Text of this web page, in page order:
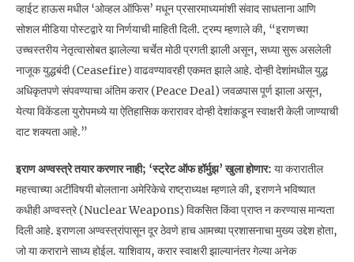
व्हाईट हाऊस मधील ‘ओव्हल ऑफिस’ मधून प्रसारमाध्यमांशी संवाद साधताना आणि
सोशल मीडिया पोस्टद्वारे या निर्णयाची माहिती दिली. ट्रम्प म्हणाले की, “इराणच्या
उच्चस्तरीय नेतृत्वासोबत झालेल्या चर्चेत मोठी प्रगती झाली असून, सध्या सुरू असलेली
नाजूक युद्धबंदी (Ceasefire) वाढवण्यावरही एकमत झाले आहे. दोन्ही देशांमधील युद्ध
अधिकृतपणे संपवण्याचा अंतिम करार (Peace Deal) जवळपास पूर्ण झाला असून,
येत्या विकेंडला युरोपमध्ये या ऐतिहासिक करारावर दोन्ही देशांकडून स्वाक्षरी केली जाण्याची
दाट शक्यता आहे.”
इराण अण्वस्त्रे तयार करणार नाही; ‘स्ट्रेट ऑफ हॉर्मुझ’ खुला होणार: या करारातील
महत्त्वाच्या अटींविषयी बोलताना अमेरिकेचे राष्ट्राध्यक्ष म्हणाले की, इराणने भविष्यात
कधीही अण्वस्त्रे (Nuclear Weapons) विकसित किंवा प्राप्त न करण्यास मान्यता
दिली आहे. इराणला अण्वस्त्रांपासून दूर ठेवणे हाच आमच्या प्रशासनाचा मुख्य उद्देश होता,
जो या कराराने साध्य होईल. याशिवाय, करार स्वाक्षरी झाल्यानंतर गेल्या अनेक